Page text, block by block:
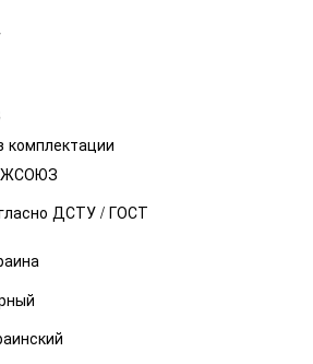
комплектации
ДСТУ / ГОСТ